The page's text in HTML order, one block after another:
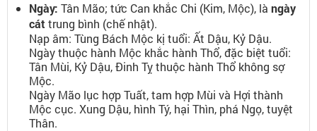
Ngày: Tân Mão; tức Can khắc Chi (Kim, Mộc), là ngày
cát trung bình (chế nhật).
Nạp âm: Tùng Bách Mộc kị tuổi: Ất Dậu, Kỷ Dậu.
Ngày thuộc hành Mộc khắc hành Thổ, đặc biệt tuổi:
Tân Mùi, Kỷ Dậu, Đinh Tỵ thuộc hành Thổ không sợ
Mộc.
Ngày Mão lục hợp Tuất, tam hợp Mùi và Hợi thành
Mộc cục. Xung Dậu, hình Tý, hại Thìn, phá Ngọ, tuyệt
Thân.